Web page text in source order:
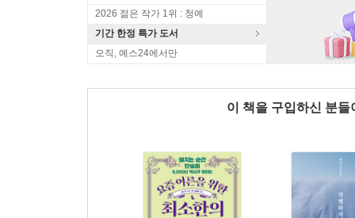
2026 젊은 작가 1위 : 청예
기간 한정 특가 도서
오직, 예스24에서만
이 책을 구입하신 분